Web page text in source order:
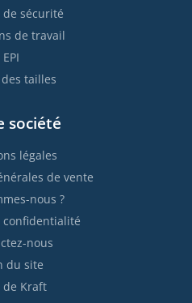
de sécurité
de travail
EPI
tailles
société
légales
de vente
nous ?
confidentialité
nous
du site
de Kraft